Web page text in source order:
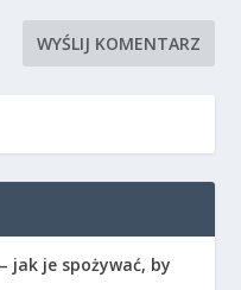
jak je spożywać, by